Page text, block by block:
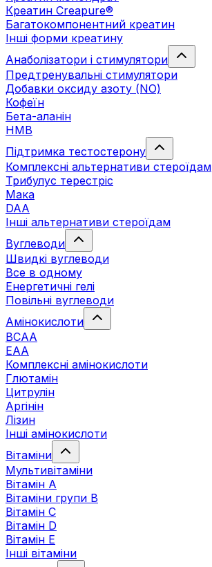
Креатин Creapure®
Багатокомпонентний креатин
Інші форми креатину
Анаболізатори і стимулятори
Предтренувальні стимулятори
Добавки оксиду азоту (NO)
Кофеїн
Бета-аланін
HMB
Підтримка тестостерону
Комплексні альтернативи стероїдам
Трибулус терестріс
Мака
DAA
Інші альтернативи стероїдам
Вуглеводи
Швидкі вуглеводи
Все в одному
Енергетичні гелі
Повільні вуглеводи
Амінокислоти
BCAA
EAA
Комплексні амінокислоти
Глютамін
Цитрулін
Аргінін
Лізин
Інші амінокислоти
Вітаміни
Мультивітаміни
Вітамін А
Вітаміни групи В
Вітамін C
Вітамін D
Вітамін Е
Інші вітаміни